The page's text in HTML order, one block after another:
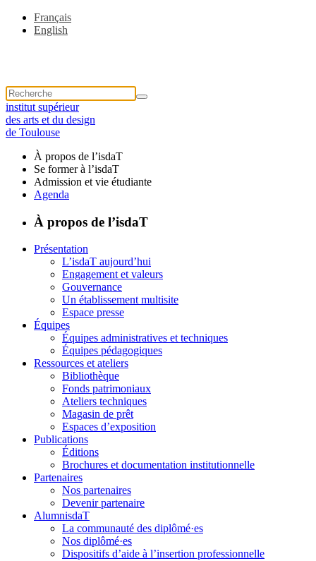
Français
English
institut supérieur
des arts et du design
de Toulouse
À propos de l’isdaT
Se former à l’isdaT
Admission et vie étudiante
Agenda
À propos de l’isdaT
Présentation
L’isdaT aujourd’hui
Engagement et valeurs
Gouvernance
Un établissement multisite
Espace presse
Équipes
Équipes administratives et techniques
Équipes pédagogiques
Ressources et ateliers
Bibliothèque
Fonds patrimoniaux
Ateliers techniques
Magasin de prêt
Espaces d’exposition
Publications
Éditions
Brochures et documentation institutionnelle
Partenaires
Nos partenaires
Devenir partenaire
AlumnisdaT
La communauté des diplômé·es
Nos diplômé·es
Dispositifs d’aide à l’insertion professionnelle